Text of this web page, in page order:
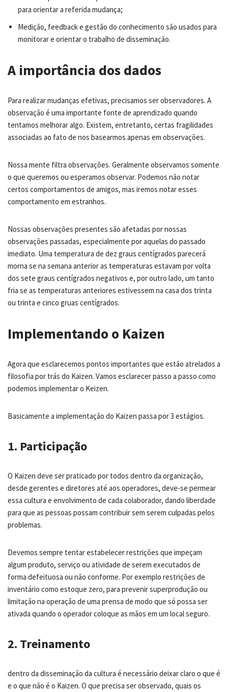
para orientar a referida mudança;
Medição, feedback e gestão do conhecimento são usados para
monitorar e orientar o trabalho de disseminação.
A importância dos dados
Para realizar mudanças efetivas, precisamos ser observadores. A
observação é uma importante fonte de aprendizado quando
tentamos melhorar algo. Existem, entretanto, certas fragilidades
associadas ao fato de nos basearmos apenas em observações.
Nossa mente filtra observações. Geralmente observamos somente
o que queremos ou esperamos observar. Podemos não notar
certos comportamentos de amigos, mas iremos notar esses
comportamento em estranhos.
Nossas observações presentes são afetadas por nossas
observações passadas, especialmente por aquelas do passado
imediato. Uma temperatura de dez graus centígrados parecerá
morna se na semana anterior as temperaturas estavam por volta
dos sete graus centígrados negativos e, por outro lado, um tanto
fria se as temperaturas anteriores estivessem na casa dos trinta
ou trinta e cinco gruas centígrados.
Implementando o Kaizen
Agora que esclarecemos pontos importantes que estão atrelados a
filosofia por trás do Kaizen. Vamos esclarecer passo a passo como
podemos implementar o Keizen.
Basicamente a implementação do Kaizen passa por 3 estágios.
1. Participação
O Kaizen deve ser praticado por todos dentro da organização,
desde gerentes e diretores até aos operadores, deve-se permear
essa cultura e envolvimento de cada colaborador, dando liberdade
para que as pessoas possam contribuir sem serem culpadas pelos
problemas.
Devemos sempre tentar estabelecer restrições que impeçam
algum produto, serviço ou atividade de serem executados de
forma defeituosa ou não conforme. Por exemplo restrições de
inventário como estoque zero, para prevenir superprodução ou
limitação na operação de uma prensa de modo que só possa ser
ativada quando o operador coloque as mãos em um local seguro.
2. Treinamento
dentro da disseminação da cultura é necessário deixar claro o que é
e o que não é o Kaizen. O que precisa ser observado, quais os